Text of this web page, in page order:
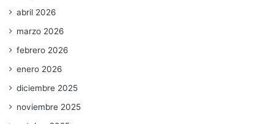
abril 2026
marzo 2026
febrero 2026
enero 2026
diciembre 2025
noviembre 2025